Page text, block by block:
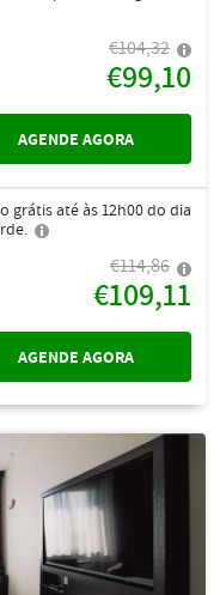
€104,32
€99,10
AGENDE AGORA
grátis até às 12h00 do dia
€114,86
€109,11
AGENDE AGORA